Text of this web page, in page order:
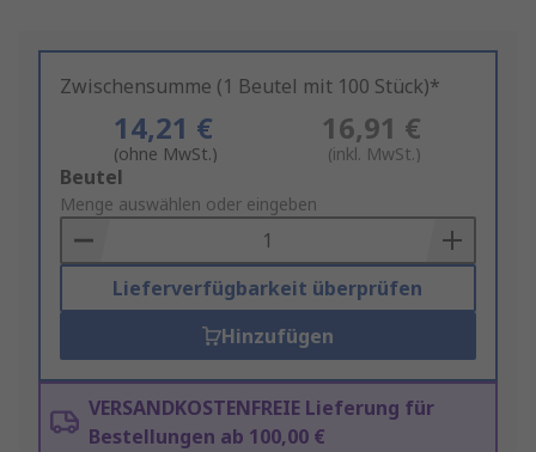
Zwischensumme (1 Beutel mit 100 Stück)*
14,21 €
(ohne MwSt.)
16,91 €
(inkl. MwSt.)
Add
to
Basket
Beutel
Menge auswählen oder eingeben
Lieferverfügbarkeit überprüfen
Hinzufügen
VERSANDKOSTENFREIE Lieferung für
Bestellungen ab 100,00 €